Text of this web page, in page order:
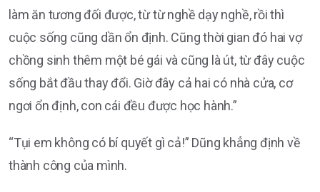
làm ăn tương đối được, từ từ nghề dạy nghề, rồi thì
cuộc sống cũng dần ổn định. Cũng thời gian đó hai vợ
chồng sinh thêm một bé gái và cũng là út, từ đây cuộc
sống bắt đầu thay đổi. Giờ đây cả hai có nhà cửa, cơ
ngơi ổn định, con cái đều được học hành.”
“Tụi em không có bí quyết gì cả!” Dũng khẳng định về
thành công của mình.